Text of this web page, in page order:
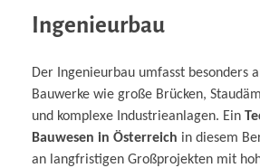
Ingenieurbau
Der Ingenieurbau umfasst besonders
Bauwerke wie große Brücken,
und komplexe Industrieanlagen. Ein
Bauwesen in Österreich in diesem
an langfristigen Großprojekten mit